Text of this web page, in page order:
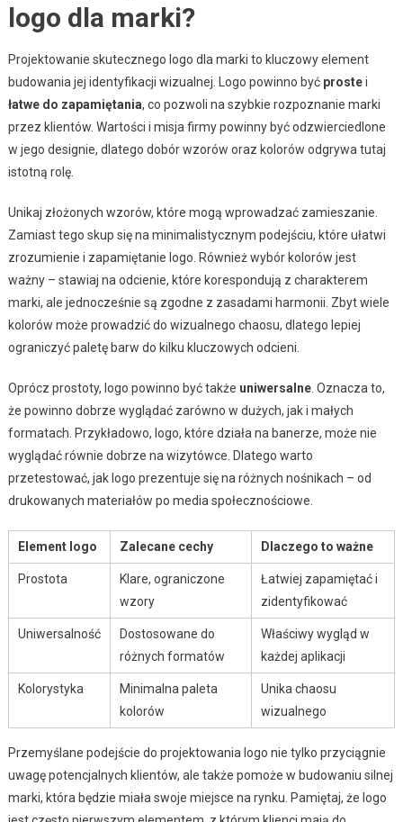
logo dla marki?
Projektowanie skutecznego logo dla marki to kluczowy element
budowania jej identyfikacji wizualnej. Logo powinno być prostei
łatwe do zapamiętania, co pozwoli na szybkie rozpoznanie marki
przez klientów. Wartości i misja firmy powinny być odzwierciedlone
w jego designie, dlatego dobór wzorów oraz kolorów odgrywa tutaj
istotną rolę.
Unikaj złożonych wzorów, które mogą wprowadzać zamieszanie.
Zamiast tego skup się na minimalistycznym podejściu, które ułatwi
zrozumienie i zapamiętanie logo. Również wybór kolorów jest
ważny – stawiaj na odcienie, które korespondują z charakterem
marki, ale jednocześnie są zgodne z zasadami harmonii. Zbyt wiele
kolorów może prowadzić do wizualnego chaosu, dlatego lepiej
ograniczyć paletę barw do kilku kluczowych odcieni.
Oprócz prostoty, logo powinno być także uniwersalne. Oznacza to,
że powinno dobrze wyglądać zarówno w dużych, jak i małych
formatach. Przykładowo, logo, które działa na banerze, może nie
wyglądać równie dobrze na wizytówce. Dlatego warto
przetestować, jak logo prezentuje się na różnych nośnikach – od
drukowanych materiałów po media społecznościowe.
Element logo Zalecane cechy Dlaczego to ważne
Prostota
Klare, ograniczone
wzory
Łatwiej zapamiętać i
zidentyfikować
Uniwersalność
Dostosowane do
różnych formatów
Właściwy wygląd w
każdej aplikacji
Kolorystyka
Minimalna paleta
kolorów
Unika chaosu
wizualnego
Przemyślane podejście do projektowania logo nie tylko przyciągnie
uwagę potencjalnych klientów, ale także pomoże w budowaniu silnej
marki, która będzie miała swoje miejsce na rynku. Pamiętaj, że logo